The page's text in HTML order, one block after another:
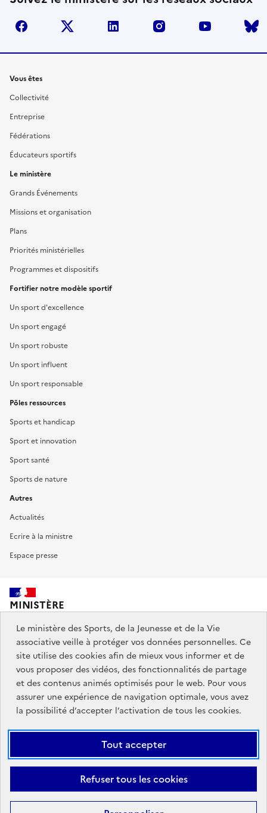
facebook twitter linkedin instagram youtube
Liens
Vous êtes
Collectivité
Entreprise
Fédérations
Éducateurs sportifs
Le ministère
Grands Événements
Missions et organisation
Plans
Priorités ministérielles
Programmes et dispositifs
Fortifier notre modèle sportif
Un sport d'excellence
Un sport engagé
Un sport robuste
Un sport influent
Un sport responsable
Pôles ressources
Sports et handicap
Sport et innovation
Sport santé
Sports de nature
Autres
Actualités
Ecrire à la ministre
Espace presse
MINISTÈRE
DES SPORTS,
DE LA JEUNESSE
ET DE LA VIE ASSOCIATIVE
Découvrez également jeunes.gouv.fr et education.gouv.fr.
Liens
institutionnels
info.gouv.fr
service-public.gouv.fr
légifrance.gouv.fr
data.gouv.fr
Liens
légaux
Plan du site Mentions Légales
Accessibilité : partiellement
Le ministère des Sports, de la Jeunesse et de la Vie
associative veille à protéger vos données personnelles. Ce
site utilise des cookies afin de mieux vous informer et de
vous proposer des vidéos, des fonctionnalités de partage
et des contenus animés optimisés pour le web. Pour vous
assurer une expérience de navigation optimale, vous avez
la possibilité d’accepter l’activation de tous les cookies.
Tout accepter
Refuser tous les cookies